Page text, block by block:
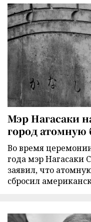
Мэр Нагасаки
город атомную
Во время
года мэр Нагасаки
заявил, что
сбросил